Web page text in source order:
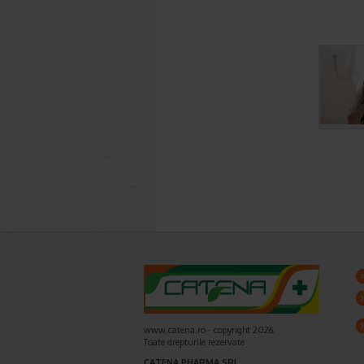
www.catena.ro - copyright 2026,
Toate drepturile rezervate